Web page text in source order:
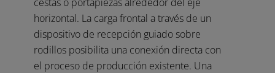
horizontal. La carga frontal a través de un
dispositivo de recepción guiado sobre
rodillos posibilita una conexión directa con
el proceso de producción existente. Una